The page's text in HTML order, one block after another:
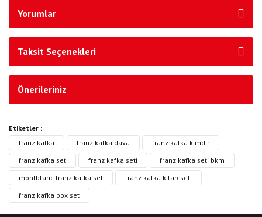
Yorumlar
Taksit Seçenekleri
Önerileriniz
Etiketler :
franz kafka
franz kafka dava
franz kafka kimdir
franz kafka set
franz kafka seti
franz kafka seti bkm
montblanc franz kafka set
franz kafka kitap seti
franz kafka box set